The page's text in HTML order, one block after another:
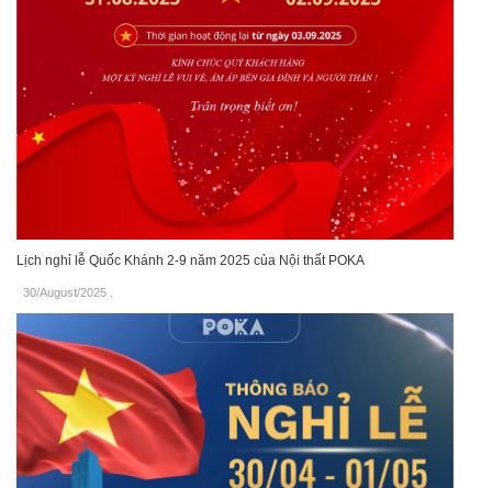
Lịch nghỉ lễ Quốc Khánh 2-9 năm 2025 của Nội thất POKA
30/August/2025